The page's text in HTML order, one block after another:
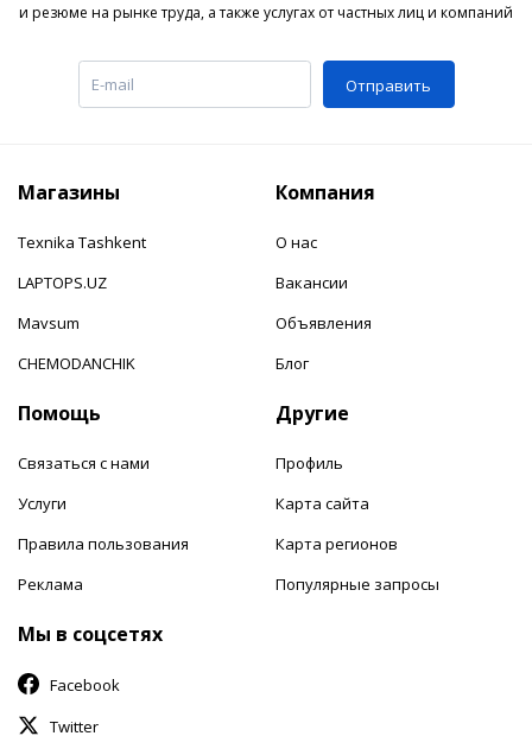
и резюме на рынке труда, а также услугах от частных лиц и компаний
Отправить
Магазины
Texnika Tashkent
LAPTOPS.UZ
Mavsum
CHEMODANCHIK
Компания
О нас
Вакансии
Объявления
Блог
Помощь
Связаться с нами
Услуги
Правила пользования
Реклама
Другие
Профиль
Карта сайта
Карта регионов
Популярные запросы
Мы в соцсетях
Facebook
Twitter